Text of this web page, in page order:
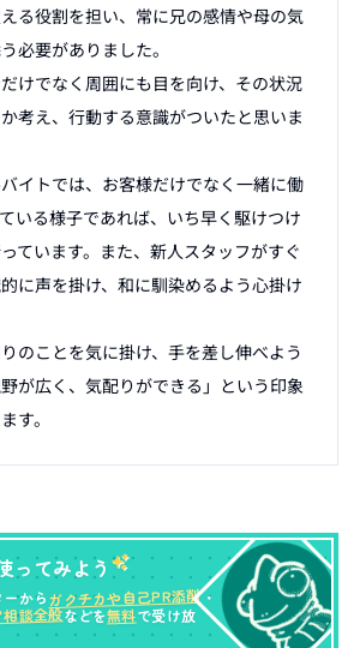
る役割を担い、常に兄の感情や母の気
必要がありました。
けでなく周囲にも目を向け、その状況
考え、行動する意識がついたと思いま
イトでは、お客様だけでなく一緒に働
いる様子であれば、いち早く駆けつけ
ています。また、新人スタッフがすぐ
に声を掛け、和に馴染めるよう心掛け
のことを気に掛け、手を差し伸べよう
が広く、気配りができる」という印象
す。
ってみよう
からガクチカや自己PR添削・
談全般などを無料で受け放